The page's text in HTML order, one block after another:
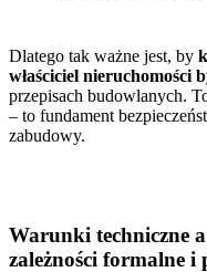
Dlatego tak ważne jest, by
właściciel nieruchomości
przepisach budowlanych.
– to fundament
zabudowy.
Warunki techniczne
zależności formalne i